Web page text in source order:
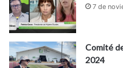
7 de
Comité
2024